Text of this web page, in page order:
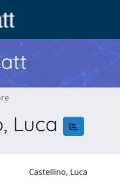
Luca
Castellino, Luca